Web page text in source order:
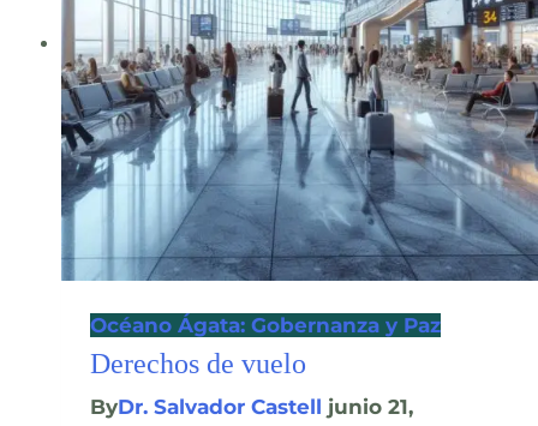
la
Península
de
Yucatán
Océano Ágata: Gobernanza y Paz
Derechos de vuelo
ByDr. Salvador Castell junio 21,